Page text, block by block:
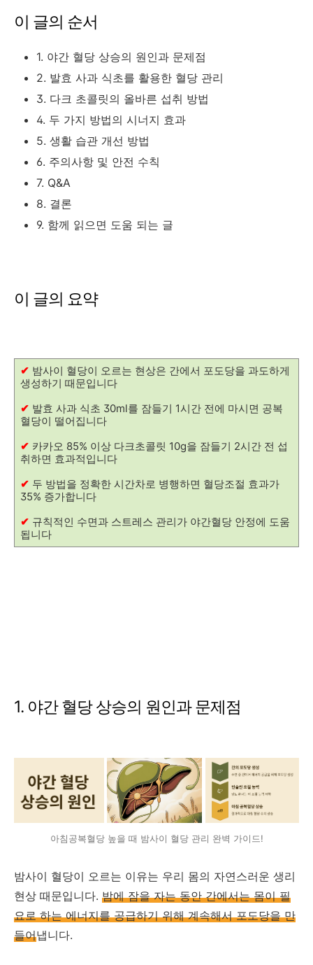
이 글의 순서
1. 야간 혈당 상승의 원인과 문제점
2. 발효 사과 식초를 활용한 혈당 관리
3. 다크 초콜릿의 올바른 섭취 방법
4. 두 가지 방법의 시너지 효과
5. 생활 습관 개선 방법
6. 주의사항 및 안전 수칙
7. Q&A
8. 결론
9. 함께 읽으면 도움 되는 글
이 글의 요약
✔ 밤사이 혈당이 오르는 현상은 간에서 포도당을 과도하게
생성하기 때문입니다
✔ 발효 사과 식초 30ml를 잠들기 1시간 전에 마시면 공복
혈당이 떨어집니다
✔ 카카오 85% 이상 다크초콜릿 10g을 잠들기 2시간 전 섭
취하면 효과적입니다
✔ 두 방법을 정확한 시간차로 병행하면 혈당조절 효과가
35% 증가합니다
✔ 규칙적인 수면과 스트레스 관리가 야간혈당 안정에 도움
됩니다
1. 야간 혈당 상승의 원인과 문제점
아침공복혈당 높을 때 밤사이 혈당 관리 완벽 가이드!
밤사이 혈당이 오르는 이유는 우리 몸의 자연스러운 생리
현상 때문입니다. 밤에 잠을 자는 동안 간에서는 몸이 필
요로 하는 에너지를 공급하기 위해 계속해서 포도당을 만
들어냅니다.